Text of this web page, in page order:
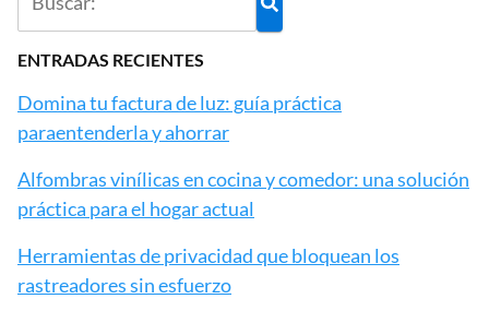
ENTRADAS RECIENTES
Domina tu factura de luz: guía práctica
paraentenderla y ahorrar
Alfombras vinílicas en cocina y comedor: una solución
práctica para el hogar actual
Herramientas de privacidad que bloquean los
rastreadores sin esfuerzo